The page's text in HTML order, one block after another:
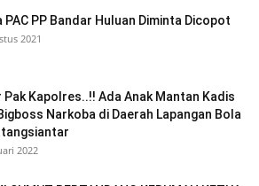
PAC PP Bandar Huluan Diminta Dicopot
2021
Pak Kapolres..!! Ada Anak Mantan Kadis
Narkoba di Daerah Lapangan Bola
2022